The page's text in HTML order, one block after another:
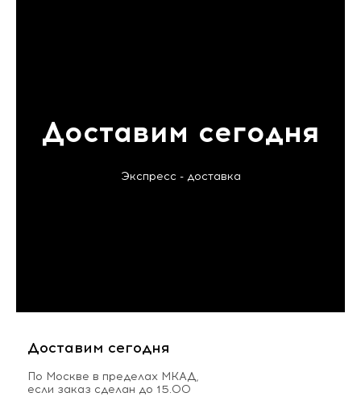
Доставим сегодня
Экспресс - доставка
Доставим сегодня
По Москве в пределах МКАД,
если заказ сделан до 15.00